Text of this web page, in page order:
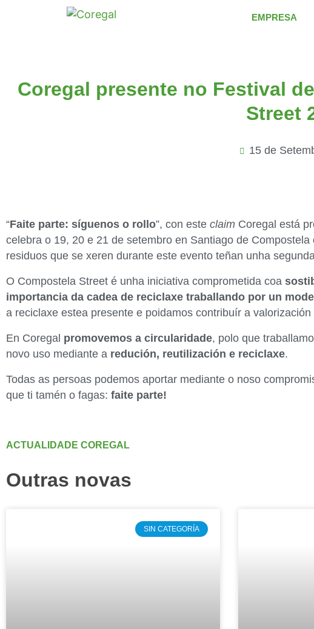
EMPRESA
Coregal presente no Festival
Street
15 de
“Faite parte: síguenos o rollo”, con este claim Coregal está
celebra o 19, 20 e 21 de setembro en Santiago de
residuos que se xeren durante este evento teñan unha
O Compostela Street é unha iniciativa comprometida coa
importancia da cadea de reciclaxe traballando por un
a reciclaxe estea presente e poidamos contribuír a valorización
En Coregal promovemos a circularidade, polo que
novo uso mediante a redución, reutilización e reciclaxe.
Todas as persoas podemos aportar mediante o noso
que ti tamén o fagas: faite parte!
ACTUALIDADE COREGAL
Outras novas
SIN CATEGORÍA